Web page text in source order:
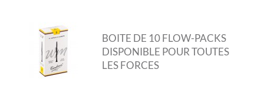
BOITE DE 10 FLOW-PACKS
DISPONIBLE POUR TOUTES
LES FORCES